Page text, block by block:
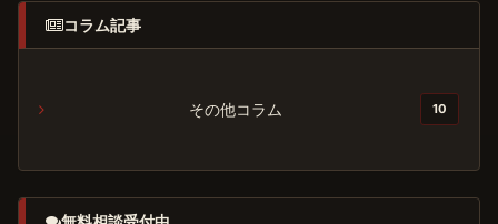
コラム記事
その他コラム 10